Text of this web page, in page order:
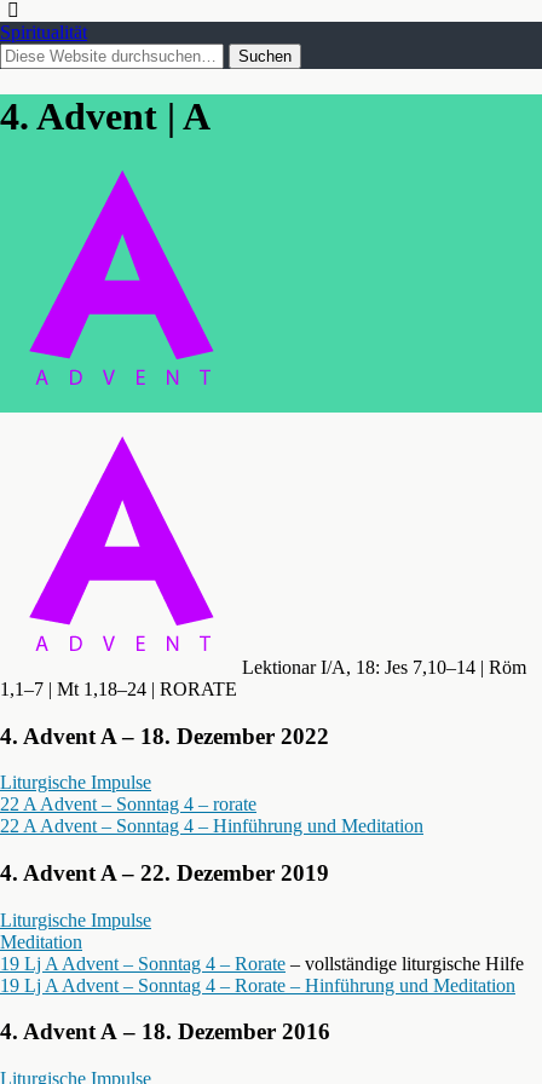
Spiritualität
4. Advent | A
Lektionar I/A, 18: Jes 7,10–14 | Röm
1,1–7 | Mt 1,18–24 | RORATE
4. Advent A – 18. Dezember 2022
Liturgische Impulse
22 A Advent – Sonntag 4 – rorate
22 A Advent – Sonntag 4 – Hinführung und Meditation
4. Advent A – 22. Dezember 2019
Liturgische Impulse
Meditation
19 Lj A Advent – Sonntag 4 – Rorate – vollständige liturgische Hilfe
19 Lj A Advent – Sonntag 4 – Rorate – Hinführung und Meditation
4. Advent A – 18. Dezember 2016
Liturgische Impulse